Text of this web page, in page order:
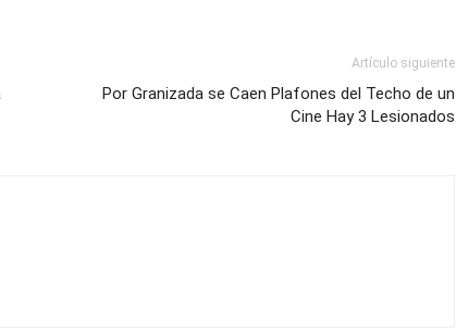
Artículo siguiente
Por Granizada se Caen Plafones del Techo de un
Cine Hay 3 Lesionados